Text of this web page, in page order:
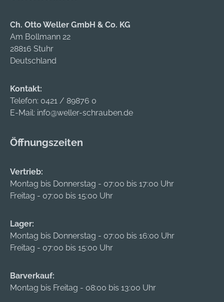
Ch. Otto Weller GmbH & Co. KG
Am Bollmann 22
28816 Stuhr
Deutschland
Kontakt:
Telefon: 0421 / 89876 0
E-Mail: info@weller-schrauben.de
Öffnungszeiten
Vertrieb:
Montag bis Donnerstag - 07:00 bis 17:00 Uhr
Freitag - 07:00 bis 15:00 Uhr
Lager:
Montag bis Donnerstag - 07:00 bis 16:00 Uhr
Freitag - 07:00 bis 15:00 Uhr
Barverkauf:
Montag bis Freitag - 08:00 bis 13:00 Uhr